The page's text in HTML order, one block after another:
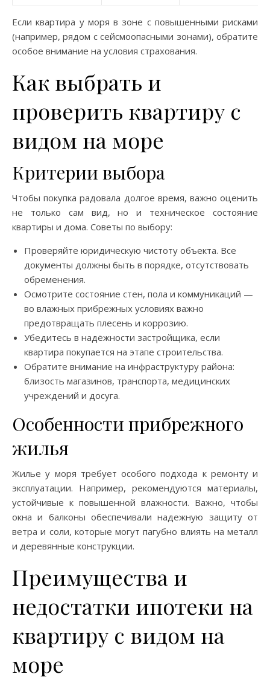
Если квартира у моря в зоне с повышенными рисками
(например, рядом с сейсмоопасными зонами), обратите
особое внимание на условия страхования.
Как выбрать и
проверить квартиру с
видом на море
Критерии выбора
Чтобы покупка радовала долгое время, важно оценить
не только сам вид, но и техническое состояние
квартиры и дома. Советы по выбору:
Проверяйте юридическую чистоту объекта. Все
документы должны быть в порядке, отсутствовать
обременения.
Осмотрите состояние стен, пола и коммуникаций —
во влажных прибрежных условиях важно
предотвращать плесень и коррозию.
Убедитесь в надёжности застройщика, если
квартира покупается на этапе строительства.
Обратите внимание на инфраструктуру района:
близость магазинов, транспорта, медицинских
учреждений и досуга.
Особенности прибрежного
жилья
Жилье у моря требует особого подхода к ремонту и
эксплуатации. Например, рекомендуются материалы,
устойчивые к повышенной влажности. Важно, чтобы
окна и балконы обеспечивали надежную защиту от
ветра и соли, которые могут пагубно влиять на металл
и деревянные конструкции.
Преимущества и
недостатки ипотеки на
квартиру с видом на
море